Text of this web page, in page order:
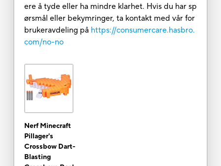
ere å tyde eller ha mindre klarhet. Hvis du har sp
ørsmål eller bekymringer, ta kontakt med vår for
brukeravdeling på https://consumercare.hasbro.
com/no-no
Nerf Minecraft
Pillager's
Crossbow Dart-
Blasting